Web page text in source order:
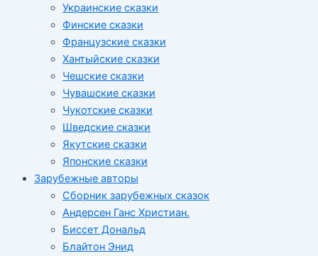
Украинские сказки
Финские сказки
Французские сказки
Хантыйские сказки
Чешские сказки
Чувашские сказки
Чукотские сказки
Шведские сказки
Якутские сказки
Японские сказки
Зарубежные авторы
Сборник зарубежных сказок
Андерсен Ганс Христиан.
Биссет Дональд
Блайтон Энид